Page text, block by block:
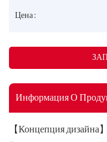
Цена :
Информация О
【Концепция дизайна】